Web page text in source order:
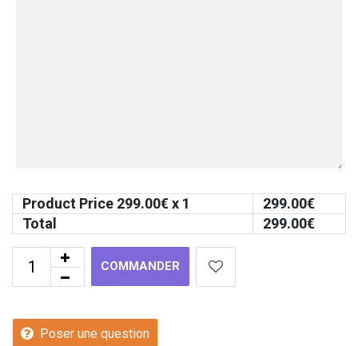
Product Price 299.00€ x 1 299.00€
Total
299.00€
COMMANDER
Poser une question